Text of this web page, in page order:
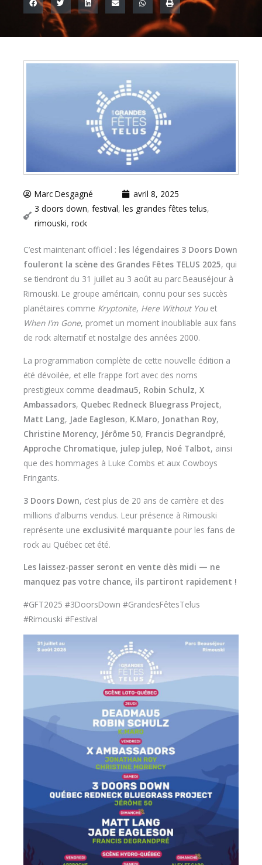
Marc Desgagné
avril 8, 2025
3 doors down, festival, les grandes fêtes telus,
rimouski, rock
C’est maintenant officiel : les légendaires 3 Doors Down
fouleront la scène des Grandes Fêtes TELUS 2025, qui
se tiendront du 31 juillet au 3 août au parc Beauséjour à
Rimouski. Le groupe américain, connu pour ses succès
planétaires comme Kryptonite, Here Without Youet
When I’m Gone, promet un moment inoubliable aux fans
de rock alternatif et nostalgie des années 2000.
La programmation complète de cette nouvelle édition a
été dévoilée, et elle frappe fort avec des noms
prestigieux comme deadmau5, Robin Schulz, X
Ambassadors, Quebec Redneck Bluegrass Project,
Matt Lang, Jade Eagleson, K.Maro, Jonathan Roy,
Christine Morency, Jérôme 50, Francis Degrandpré,
Approche Chromatique, julep julep, Noé Talbot, ainsi
que des hommages à Luke Combs et aux Cowboys
Fringants.
3 Doors Down, c’est plus de 20 ans de carrière et des
millions d’albums vendus. Leur présence à Rimouski
représente une exclusivité marquante pour les fans de
rock au Québec cet été.
Les laissez-passer seront en vente dès midi — ne
manquez pas votre chance, ils partiront rapidement !
#GFT2025 #3DoorsDown #GrandesFêtesTelus
#Rimouski #Festival